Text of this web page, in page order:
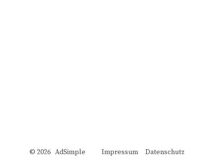
© 2026 AdSimple Impressum Datenschutz